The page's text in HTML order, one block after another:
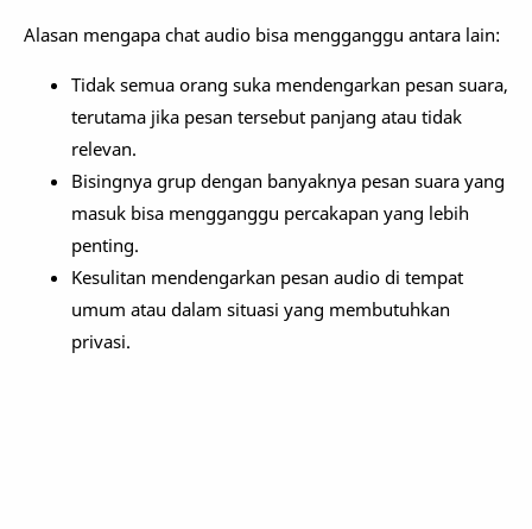
Alasan mengapa chat audio bisa mengganggu antara lain:
Tidak semua orang suka mendengarkan pesan suara,
terutama jika pesan tersebut panjang atau tidak
relevan.
Bisingnya grup dengan banyaknya pesan suara yang
masuk bisa mengganggu percakapan yang lebih
penting.
Kesulitan mendengarkan pesan audio di tempat
umum atau dalam situasi yang membutuhkan
privasi.